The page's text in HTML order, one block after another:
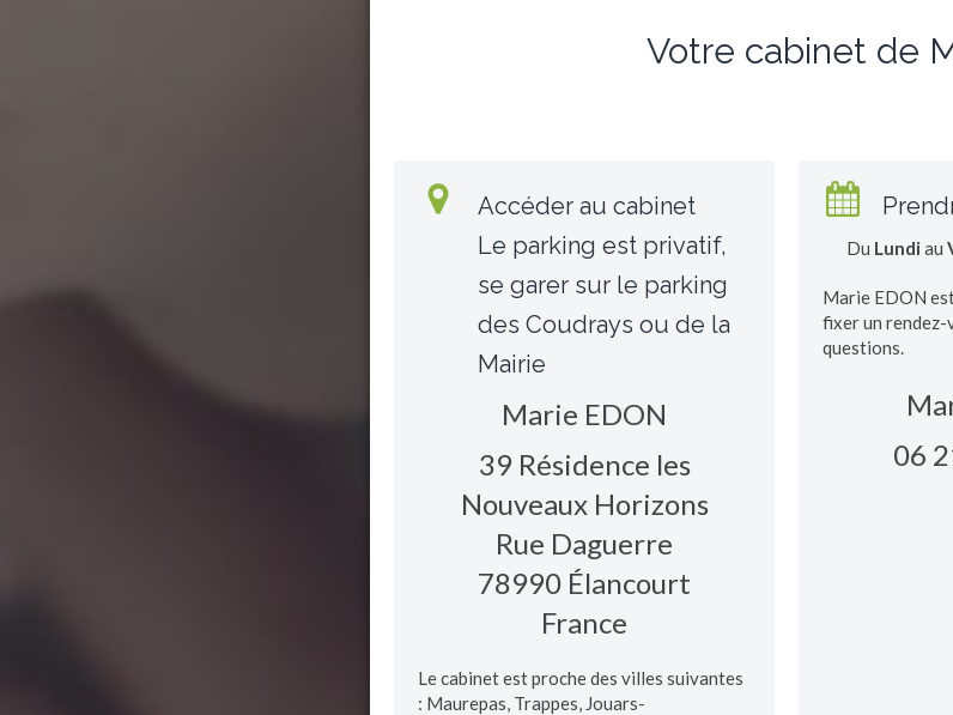
Votre cabinet de
Accéder au cabinet
Le parking est privatif,
se garer sur le parking
des Coudrays ou de la
Mairie
Marie EDON
39 Résidence les
Nouveaux Horizons
Rue Daguerre
78990 Élancourt
France
Le cabinet est proche des villes suivantes
: Maurepas, Trappes, Jouars-
Du Lundi au
Marie EDON
fixer un rendez-
questions.
06